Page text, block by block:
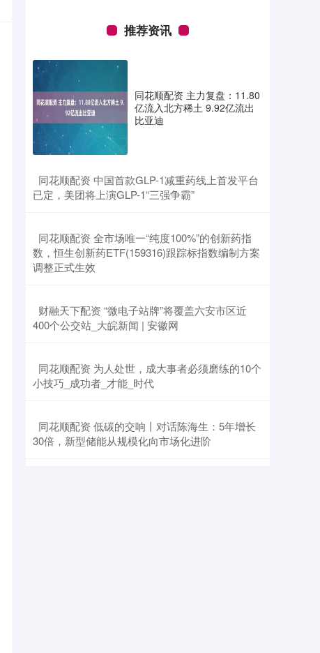
推荐资讯
同花顺配资 主力复盘：11.80
亿流入北方稀土 9.92亿流出
比亚迪
​同花顺配资 中国首款GLP-1减重药线上首发平台
已定，美团将上演GLP-1“三强争霸”
​同花顺配资 全市场唯一“纯度100%”的创新药指
数，恒生创新药ETF(159316)跟踪标指数编制方案
调整正式生效
​财融天下配资 “微电子站牌”将覆盖 六安市区近
400个公交站_大皖新闻 | 安徽网
​同花顺配资 为人处世，成大事者必须磨练的10个
小技巧_成功者_才能_时代
​同花顺配资 低碳的交响丨对话陈海生：5年增长
30倍，新型储能从规模化向市场化进阶